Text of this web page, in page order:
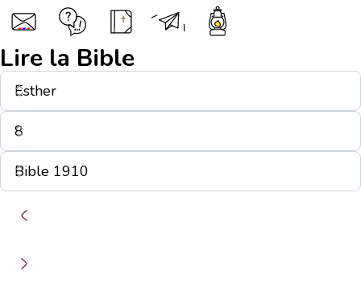
Lire la Bible